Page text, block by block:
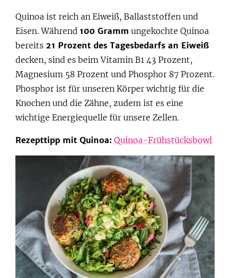
Quinoa ist reich an Eiweiß, Ballaststoffen und
Eisen. Während 100 Gramm ungekochte Quinoa
bereits 21 Prozent des Tagesbedarfs an Eiweiß
decken, sind es beim Vitamin B1 43 Prozent,
Magnesium 58 Prozent und Phosphor 87 Prozent.
Phosphor ist für unseren Körper wichtig für die
Knochen und die Zähne, zudem ist es eine
wichtige Energiequelle für unsere Zellen.
Rezepttipp mit Quinoa: Quinoa-Frühstücksbowl